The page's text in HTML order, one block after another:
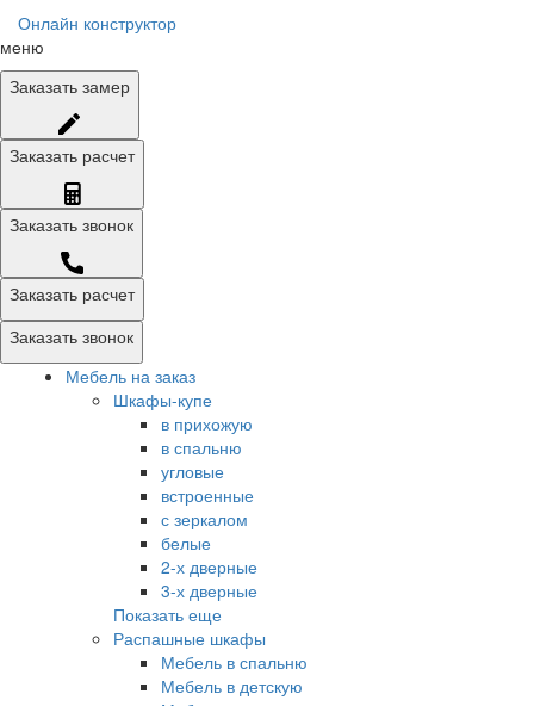
Онлайн конструктор
меню
Заказать замер
Заказать расчет
Заказать звонок
Заказать расчет
Заказать звонок
Мебель на заказ
Шкафы-купе
в прихожую
в спальню
угловые
встроенные
с зеркалом
белые
2-х дверные
3-х дверные
Показать еще
Распашные шкафы
Мебель в спальню
Мебель в детскую